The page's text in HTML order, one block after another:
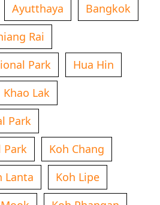
Ayutthaya
Bangkok
Rai
Park
Hua Hin
Khao Lak
Park
Park
Koh Chang
Lanta
Koh Lipe